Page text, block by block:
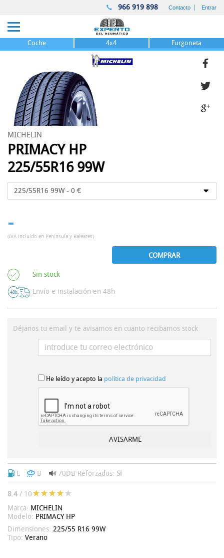
966 919 898 Contacto Entrar
Coche 4x4 Furgoneta
MICHELIN
PRIMACY HP
225/55R16 99W
-
(IVA incluído en Península y Baleares)
COMPRAR
Sin stock
Envío e instalación en 48h
Déjanos tu email y te avisamos en cuanto recibamos stock
He leído y acepto la política de privacidad
E B 70DB Reforzados: Si
8.4 / 10
Marca: MICHELIN
Modelo: PRIMACY HP
Dimensiones: 225/55 R16 99W
Tipo: Verano